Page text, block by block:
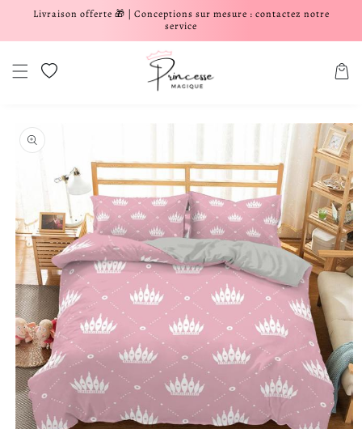
et passer au contenu
Livraison offerte 🎁 | Conceptions sur mesure : contactez notre
service
Liste de souhaits Panier
informations produits